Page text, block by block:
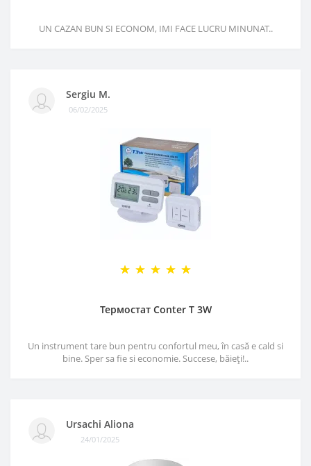
UN CAZAN BUN SI ECONOM, IMI FACE LUCRU MINUNAT..
Sergiu M.
06/02/2025
Термостат Conter T 3W
Un instrument tare bun pentru confortul meu, în casă e cald si
bine. Sper sa fie si economie. Succese, băieți!..
Ursachi Aliona
24/01/2025